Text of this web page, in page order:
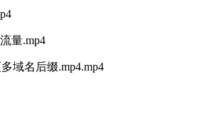
量.mp4
域名后缀.mp4.mp4